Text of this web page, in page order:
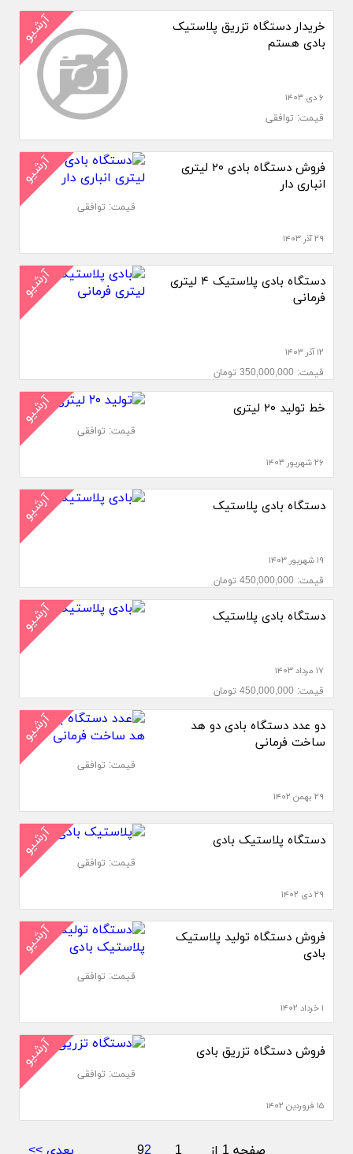
آرشیو
خریدار دستگاه تزریق پلاستیک
بادی هستم
۶ دی ۱۴۰۳
قیمت: توافقی
آرشیو
فروش دستگاه بادی ۲۰ لیتری
انباری دار
۲۹ آذر ۱۴۰۳
قیمت: توافقی
آرشیو
دستگاه بادی پلاستیک ۴ لیتری
فرمانی
۱۲ آذر ۱۴۰۳
قیمت: 350,000,000 تومان
آرشیو خط تولید ۲۰ لیتری
۲۶ شهریور ۱۴۰۳
قیمت: توافقی
آرشیو دستگاه بادی پلاستیک
۱۹ شهریور ۱۴۰۳
قیمت: 450,000,000 تومان
آرشیو دستگاه بادی پلاستیک
۱۷ مرداد ۱۴۰۳
قیمت: 450,000,000 تومان
آرشیو
دو عدد دستگاه بادی دو هد
ساخت فرمانی
۲۹ بهمن ۱۴۰۲
قیمت: توافقی
آرشیو دستگاه پلاستیک بادی
۲۹ دی ۱۴۰۲
قیمت: توافقی
آرشیو
فروش دستگاه تولید پلاستیک
بادی
۱ خرداد ۱۴۰۲
قیمت: توافقی
آرشیو فروش دستگاه تزریق بادی
۱۵ فروردین ۱۴۰۲
قیمت: توافقی
صفحه 1 از 9 2 1 بعدی >>